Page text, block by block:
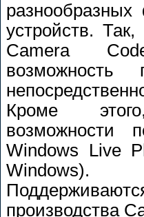
устройств.
Camera
возможность
Кроме
возможности
Windows Live
Windows).
производства